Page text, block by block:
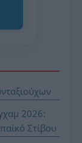
2026:
Στίβου